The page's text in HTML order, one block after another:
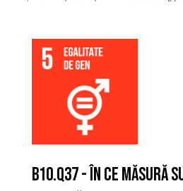
B10.Q37 - În ce măsură